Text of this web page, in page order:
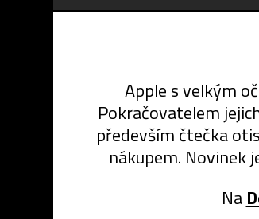
Apple s velkým
Pokračovatelem
především čtečka
nákupem. Novinek
Na